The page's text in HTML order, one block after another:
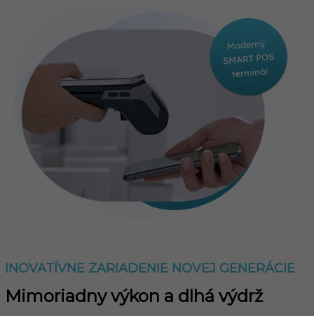
INOVATÍVNE ZARIADENIE NOVEJ GENERÁCIE
Mimoriadny výkon a dlhá výdrž